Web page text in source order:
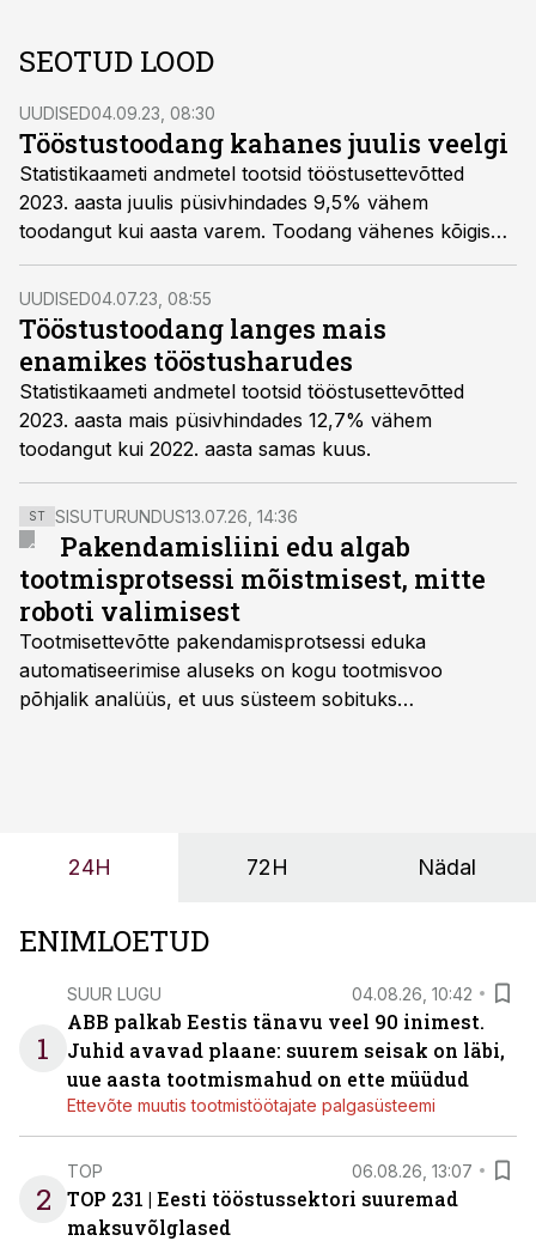
SEOTUD LOOD
UUDISED04.09.23, 08:30
Tööstustoodang kahanes juulis veelgi
Statistikaameti andmetel tootsid tööstusettevõtted
2023. aasta juulis püsivhindades 9,5% vähem
toodangut kui aasta varem. Toodang vähenes kõigis
kolmes sektoris: energeetikas 33,6%, töötlevas
tööstuses 7,0% ja mäetööstuses 20,7%.
UUDISED04.07.23, 08:55
Tööstustoodang langes mais
enamikes tööstusharudes
Statistikaameti andmetel tootsid tööstusettevõtted
2023. aasta mais püsivhindades 12,7% vähem
toodangut kui 2022. aasta samas kuus.
ST SISUTURUNDUS13.07.26, 14:36
Pakendamisliini edu algab
tootmisprotsessi mõistmisest, mitte
roboti valimisest
Tootmisettevõtte pakendamisprotsessi eduka
automatiseerimise aluseks on kogu tootmisvoo
põhjalik analüüs, et uus süsteem sobituks
OÜ tegevjuht Sander Mitendorf.
24H 72H Nädal
ENIMLOETUD
1
SUUR LUGU 04.08.26, 10:42
ABB palkab Eestis tänavu veel 90 inimest.
Juhid avavad plaane: suurem seisak on läbi,
uue aasta tootmismahud on ette müüdud
Ettevõte muutis tootmistöötajate palgasüsteemi
2
TOP 06.08.26, 13:07
TOP 231 | Eesti tööstussektori suuremad
maksuvõlglased